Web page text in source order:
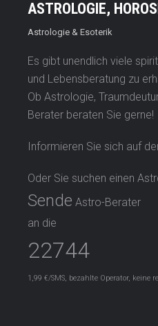
ASTROLOGIE,
Astrologie & Esoterik
Es gibt unendlich viele
und Lebensberatung zu
Ob Astrologie,
Berater beraten Sie gerne!
Informieren Sie sich auf
Oder Sie suchen einen
Sende Astro-Berater
an die
22744
1,99 €/SMS, bezahlte Operator, keine